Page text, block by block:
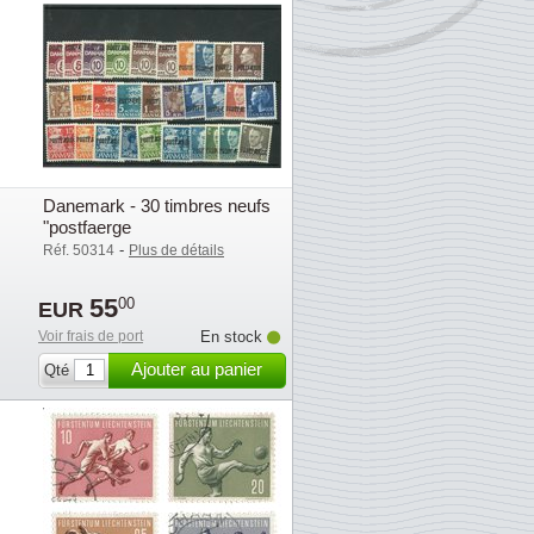
Danemark - 30 timbres neufs
"postfaerge
Réf. 50314 - Plus de détails
EUR 5500
Voir frais de port
En stock
Qté
Ajouter au panier